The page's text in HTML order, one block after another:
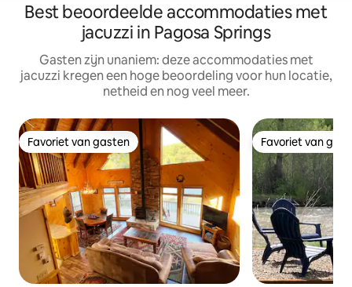
Best beoordeelde accommodaties met
jacuzzi in Pagosa Springs
Gasten zijn unaniem: deze accommodaties met
jacuzzi kregen een hoge beoordeling voor hun locatie,
netheid en nog veel meer.
Favoriet van gasten
Favoriet van gasten Favoriet van
Favoriet van